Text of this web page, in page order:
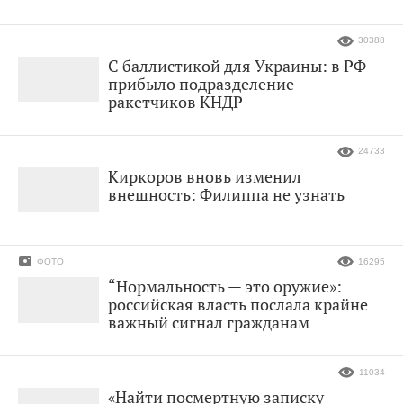
С баллистикой для Украины: в РФ
прибыло подразделение
ракетчиков КНДР
30388
Киркоров вновь изменил
внешность: Филиппа не узнать
24733
“Нормальность — это оружие»:
российская власть послала крайне
важный сигнал гражданам
ФОТО 16295
«Найти посмертную записку
11034